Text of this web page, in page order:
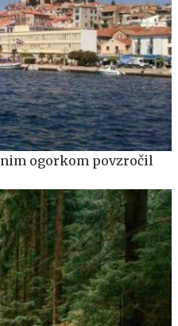
ogorkom povzročil